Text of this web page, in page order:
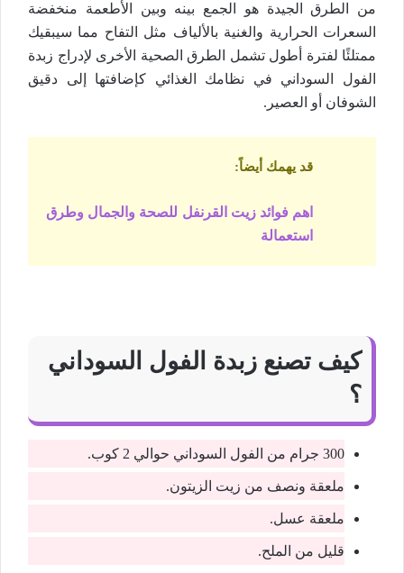
من الطرق الجيدة هو الجمع بينه وبين الأطعمة منخفضة
السعرات الحرارية والغنية بالألياف مثل التفاح مما سيبقيك
ممتلئًا لفترة أطول تشمل الطرق الصحية الأخرى لإدراج زبدة
الفول السوداني في نظامك الغذائي كإضافتها إلى دقيق
الشوفان أو العصير.
قد يهمك أيضاً:
اهم فوائد زيت القرنفل للصحة والجمال وطرق
استعمالة
كيف تصنع زبدة الفول السوداني
؟
300 جرام من الفول السوداني حوالي 2 كوب.
ملعقة ونصف من زيت الزيتون.
ملعقة عسل.
قليل من الملح.